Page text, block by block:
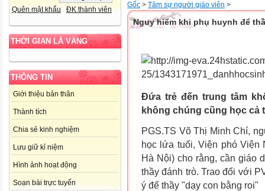
Quên mật khẩu ĐK thành viên
THỜI GIAN LÀ VÀNG
THÔNG TIN
Giới thiệu bản thân
Thành tích
Chia sẻ kinh nghiệm
Lưu giữ kỉ niệm
Hình ảnh hoạt động
Soạn bài trực tuyến
Gốc > Tâm sự người giáo viên >
Nguy hiểm khi phụ huynh để
Đứa trẻ đến trung tâm
không chúng cũng học cả
PGS.TS Võ Thị Minh Chí,
học lứa tuổi, Viện phó
Hà Nội) cho rằng, cần giáo
thầy đánh trò. Trao đổi với
ý để thầy "dạy con bằng roi"